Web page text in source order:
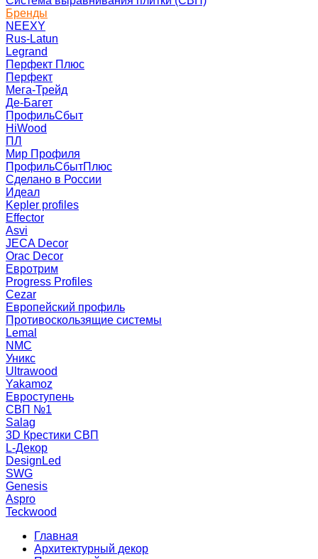
Бренды
NEEXY
Rus-Latun
Legrand
Перфект Плюс
Перфект
Мега-Трейд
Де-Багет
ПрофильСбыт
HiWood
ПЛ
Мир Профиля
ПрофильСбытПлюс
Сделано в России
Идеал
Kepler profiles
Effector
Asvi
JECA Decor
Orac Decor
Евротрим
Progress Profiles
Cezar
Европейский профиль
Противоскользящие системы
Lemal
NMC
Уникс
Ultrawood
Yakamoz
Евроступень
СВП №1
Salag
3D Крестики СВП
L-Декор
DesignLed
SWG
Genesis
Aspro
Teckwood
Главная
Архитектурный декор